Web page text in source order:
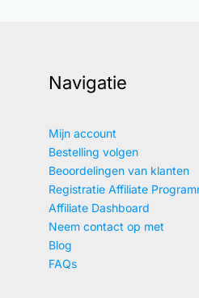
Navigatie
Mijn account
Bestelling volgen
Beoordelingen van klanten
Registratie Affiliate
Affiliate Dashboard
Neem contact op met
Blog
FAQs